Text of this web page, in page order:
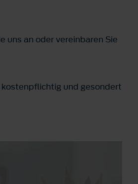
uns an oder vereinbaren Sie
und gesondert